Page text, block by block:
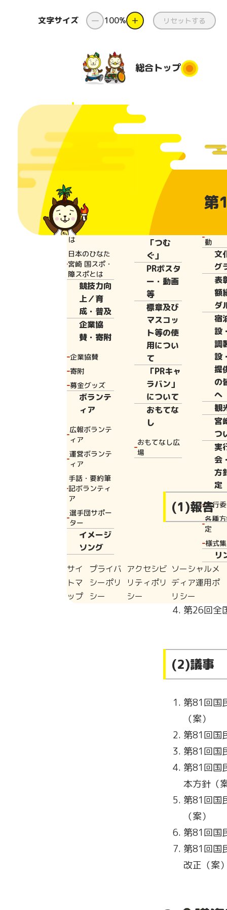
文字サイズ ー 100% ＋ リセットする
総合トップ
総合トップ
日本のふるさ
と宮崎国体と
は
日本のひなた
宮崎 国スポ・
障スポとは
競技力向
上／育
成・普及
企業協
賛・寄附
企業協賛
寄附
募金グッズ
ボランテ
ィア
広報ボランテ
ィア
運営ボランテ
ィア
手話・要約筆
記ボランティ
ア
選手団サポー
ター
イメージ
ソング
ダンス
ダンス出前授
コンテスト
番組
広報誌
「つむ
ぐ」
PRポスタ
ー・動画
等
標章及び
マスコッ
ト等の使
用につい
て
「PRキャ
ラバン」
について
おもてな
し
おもてなし広
場
都道
団
動
文
グ
表
額
ダ
宿
設
調
設
提
の
へ
観
宮
つ
実
会
方
定
実行
各種
定
様式集
リ
サイ
トマ
ップ
プライバ
シーポリ
シー
アクセシビ
リティポリ
シー
ソーシャルメ
ディア運用ポ
リシー
第
実行委
令和4年8月22
26回全国障害
第10回常任委
開催内定」及
ーツ大会・第
国民スポーツ
の議案が原案
1.議題
(1)報告
宮崎県
第81回
第81回
議結果
第26回全
(2)議事
第81回国
（案）
第81回国
第81回国
第81回国
本方針（
第81回国
（案）
第81回国
第81回国
改正（案